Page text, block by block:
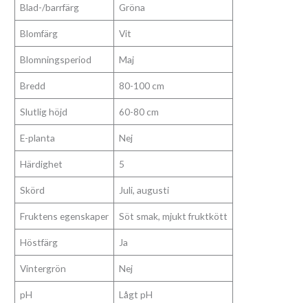
Blad-/barrfärg Gröna
Blomfärg Vit
Blomningsperiod Maj
Bredd 80-100 cm
Slutlig höjd 60-80 cm
E-planta Nej
Härdighet 5
Skörd Juli, augusti
Fruktens egenskaper Söt smak, mjukt fruktkött
Höstfärg Ja
Vintergrön Nej
pH Lågt pH